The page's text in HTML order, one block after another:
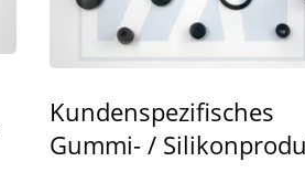
Kundenspezifisches
Gummi- /